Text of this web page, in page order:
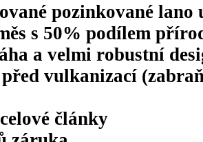
pozinkované lano
s 50% podílem
a velmi robustní
vulkanizací
články